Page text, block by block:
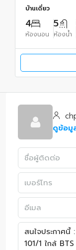
บ้านเดี่ยว
4
ห้องนอน
5
ห้องน้ำ
ดูข้อมู